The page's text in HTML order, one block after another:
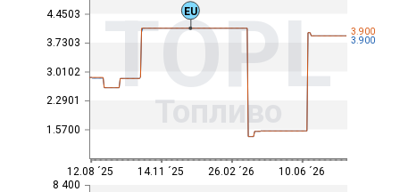
1.5700
2.2901
3.0102
3.7303
4.4503 TOPL
Топливо
8 400
3.900
3.900
12.08 ´25 14.11 ´25 26.02 ´26 10.06 ´26
EU